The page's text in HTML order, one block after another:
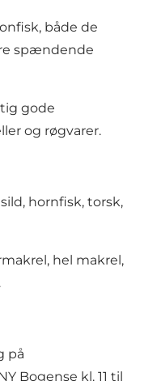
både de
spændende
gode
og røgvarer.
hornfisk, torsk,
hel makrel,
på
Bogense kl. 11 til